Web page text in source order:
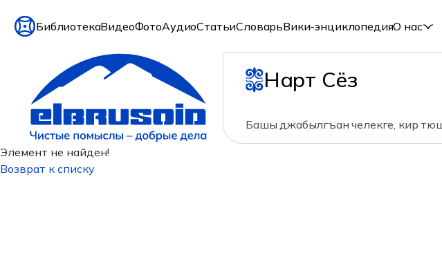
БиблиотекаВидеоФотоАудиоСтатьиСловарьВики-энциклопедияО нас
Нарт Сёз
Башы джабылгъан челекге, кир
Элемент не найден!
Возврат к списку